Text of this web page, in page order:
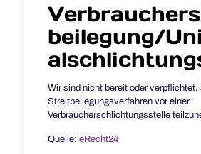
beilegung/
Wir sind nicht bereit oder verpflichtet,
Streitbeilegungsverfahren vor einer
Verbraucherschlichtungsstelle
Quelle: eRecht24